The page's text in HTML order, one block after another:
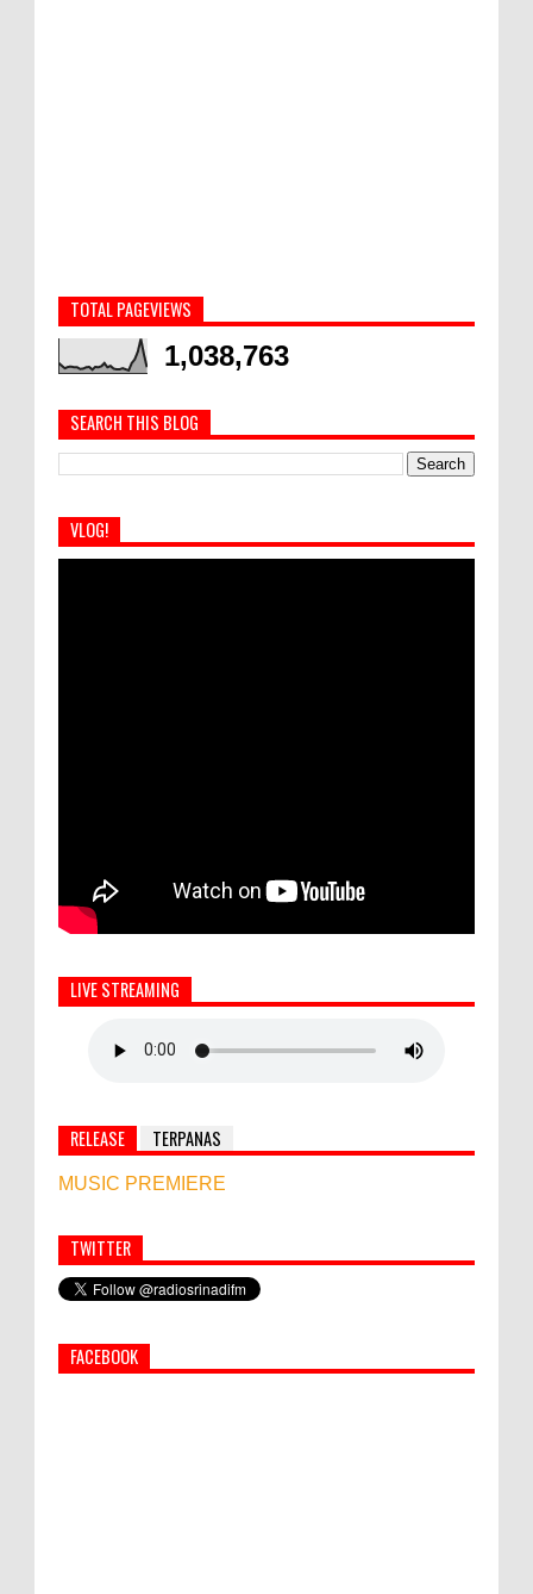
TOTAL PAGEVIEWS
1,038,763
SEARCH THIS BLOG
VLOG!
LIVE STREAMING
RELEASE TERPANAS
MUSIC PREMIERE
Simbol Persahabatan, RI Bangun Islamic Centre di
Afghanistan
PEMKAB KLUNGKUNG GELAR PASAR
TWITTER
FACEBOOK